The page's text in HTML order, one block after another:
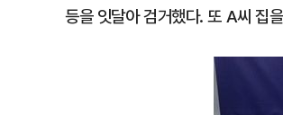
등을 잇달아 검거했다. 또 A씨 집